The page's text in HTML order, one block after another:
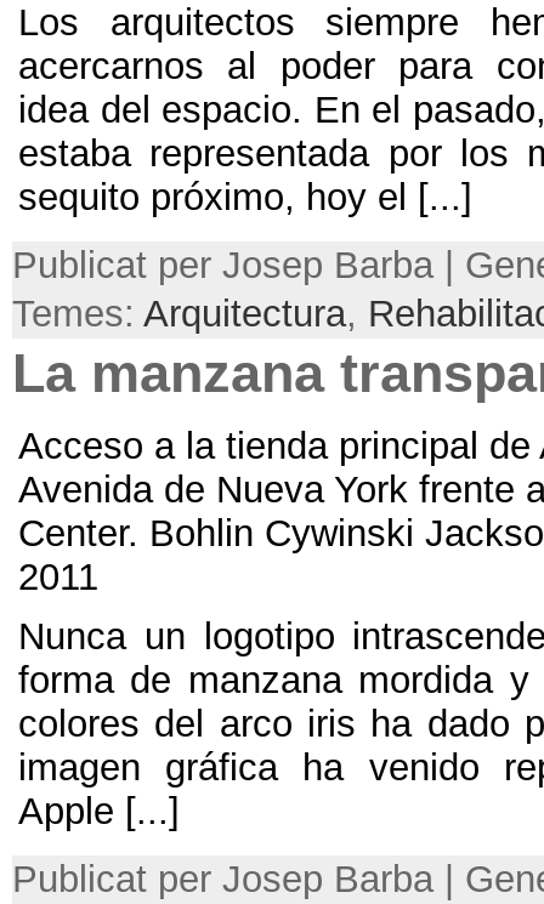
Los arquitectos siempre
acercarnos al poder para
idea del espacio. En el pasado
estaba representada por los
sequito próximo, hoy el [...]
Publicat per Josep Barba |
Temes: Arquitectura,
La manzana
Acceso a la tienda principal de
Avenida de Nueva York frente
Center. Bohlin Cywinski
2011
Nunca un logotipo
forma de manzana mordida
colores del arco iris ha dado
imagen gráfica ha venido
Apple [...]
Publicat per Josep Barba |